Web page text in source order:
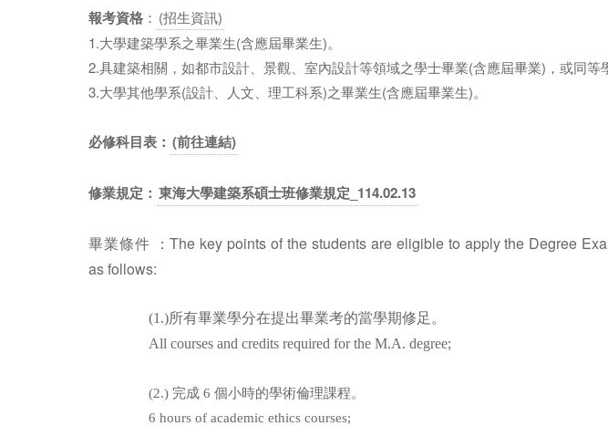
報考資格 ： (招生資訊)
1.大學建築學系之畢業生(含應屆畢業生)。
2.具建築相關，如都市設計、景觀、室內設計等領域之學士畢業(含應屆畢業)，或同等
3.大學其他學系(設計、人文、理工科系)之畢業生(含應屆畢業生)。
必修科目表： (前往連結)
修業規定： 東海大學建築系碩士班修業規定_114.02.13
畢業條件
：The key points of the students are eligible to apply the Degree
asfollows:
(1.)所有畢業學分在提出畢業考的當學期修足。
All courses and credits required for the M.A. degree;
(2.) 完成 6個小時的學術倫理課程。
6 hours of academic ethics courses;